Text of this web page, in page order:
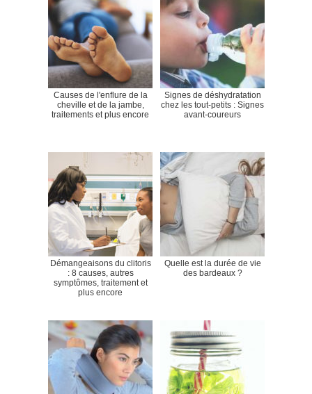
Causes de l'enflure de la
cheville et de la jambe,
traitements et plus encore
Signes de déshydratation
chez les tout-petits : Signes
avant-coureurs
Démangeaisons du clitoris
: 8 causes, autres
symptômes, traitement et
plus encore
Quelle est la durée de vie
des bardeaux ?